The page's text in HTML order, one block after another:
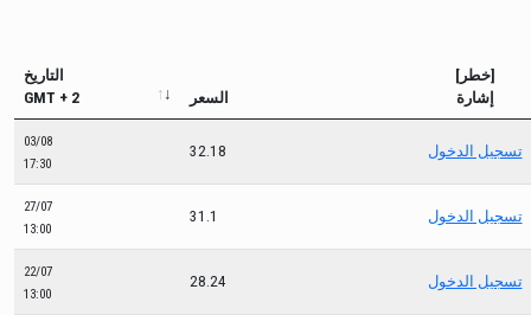
التاريخ
GMT + 2
السعر
[خطر]
إشارة
03/08
17:30
32.18 تسجيل الدخول
27/07
13:00
31.1 تسجيل الدخول
22/07
13:00
28.24 تسجيل الدخول